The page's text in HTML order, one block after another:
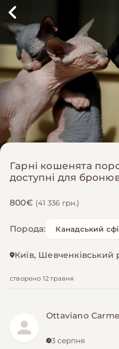
Гарні кошенята
доступні для
800€ (41 336 грн.)
Порода: Канадський
Київ, Шевченківський
створено 12 травня
Ottaviano
3 серпня